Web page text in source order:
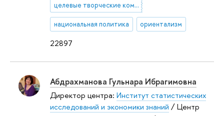
22897
целевые творческие командировки
национальная политика ориентализм
Абдрахманова Гульнара Ибрагимовна
Директор центра: Институт статистических
исследований и экономики знаний / Центр